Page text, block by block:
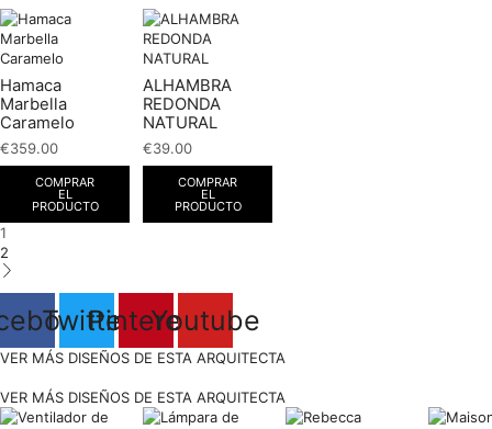
Hamaca
Marbella
Caramelo
€359.00
COMPRAR
EL
PRODUCTO
ALHAMBRA
REDONDA
NATURAL
€39.00
COMPRAR
EL
PRODUCTO
1
2
TwitterPinterestYoutube
VER MÁS DISEÑOS DE ESTA ARQUITECTA
VER MÁS DISEÑOS DE ESTA ARQUITECTA